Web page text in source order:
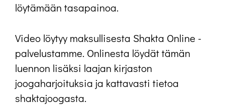
löytämään tasapainoa.
Video löytyy maksullisesta Shakta Online -
palvelustamme. Onlinesta löydät tämän
luennon lisäksi laajan kirjaston
joogaharjoituksia ja kattavasti tietoa
shaktajoogasta.